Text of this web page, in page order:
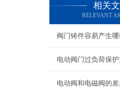
相关
RELEVANT
阀门铸件容易产生哪
电动阀门过负荷保
电动阀和电磁阀的